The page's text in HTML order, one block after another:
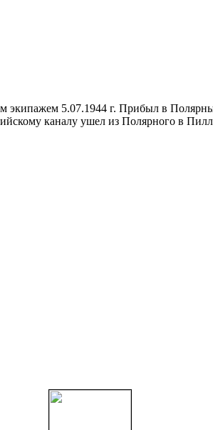
экипажем 5.07.1944 г. Прибыл в
каналу ушел из Полярного в